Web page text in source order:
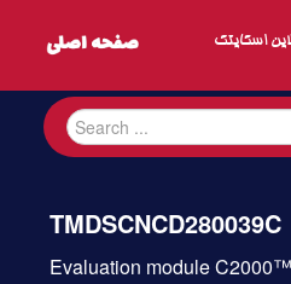
اسکایتک
TMDSCNCD280039C
Evaluation module